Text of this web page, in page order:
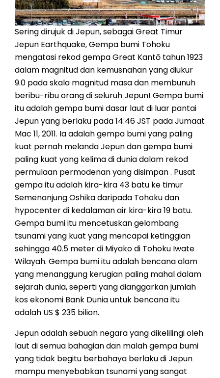
Sering dirujuk di Jepun, sebagai Great Timur
Jepun Earthquake, Gempa bumi Tohoku
mengatasi rekod gempa Great Kantō tahun 1923
dalam magnitud dan kemusnahan yang diukur
9.0 pada skala magnitud masa dan membunuh
beribu-ribu orang di seluruh Jepun! Gempa bumi
itu adalah gempa bumi dasar laut di luar pantai
Jepun yang berlaku pada 14:46 JST pada Jumaat
Mac 11, 2011. Ia adalah gempa bumi yang paling
kuat pernah melanda Jepun dan gempa bumi
paling kuat yang kelima di dunia dalam rekod
permulaan permodenan yang disimpan . Pusat
gempa itu adalah kira-kira 43 batu ke timur
Semenanjung Oshika daripada Tohoku dan
hypocenter di kedalaman air kira-kira 19 batu.
Gempa bumi itu mencetuskan gelombang
tsunami yang kuat yang mencapai ketinggian
sehingga 40.5 meter di Miyako di Tohoku Iwate
Wilayah. Gempa bumi itu adalah bencana alam
yang menanggung kerugian paling mahal dalam
sejarah dunia, seperti yang dianggarkan jumlah
kos ekonomi Bank Dunia untuk bencana itu
adalah US $ 235 bilion.
Jepun adalah sebuah negara yang dikelilingi oleh
laut di semua bahagian dan malah gempa bumi
yang tidak begitu berbahaya berlaku di Jepun
mampu menyebabkan tsunami yang sangat